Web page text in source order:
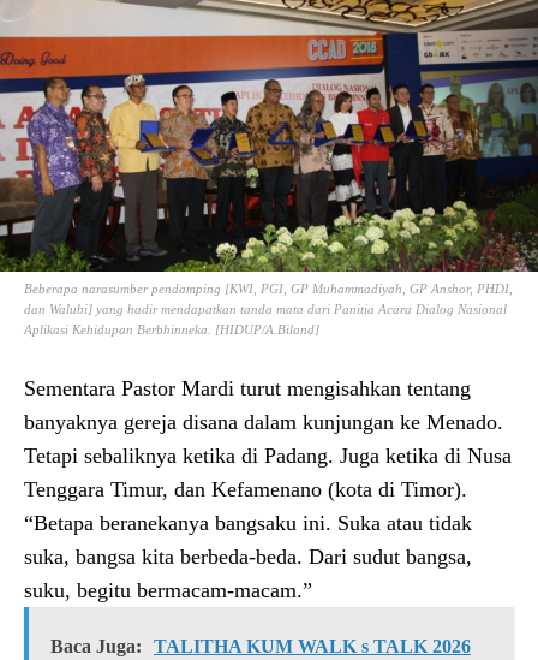
Beberapa narasumber pendamping [KWI, PGI, GP Muhammadiyah, GP Anshor, PHDI,
dan Walubi] yang hadir mendapatkan tanda mata dari Panitia Acara Dialog Nasional
Aplikasi Kehidupan Berbhinneka. [HIDUP/A.Biland]
Sementara Pastor Mardi turut mengisahkan tentang
banyaknya gereja disana dalam kunjungan ke Menado.
Tetapi sebaliknya ketika di Padang. Juga ketika di Nusa
Tenggara Timur, dan Kefamenano (kota di Timor).
“Betapa beranekanya bangsaku ini. Suka atau tidak
suka, bangsa kita berbeda-beda. Dari sudut bangsa,
suku, begitu bermacam-macam.”
Baca Juga:
TALITHA KUM WALK s TALK 2026